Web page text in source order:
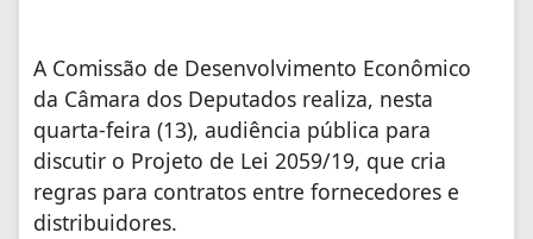
A Comissão de Desenvolvimento Econômico
da Câmara dos Deputados realiza, nesta
quarta-feira (13), audiência pública para
discutir o Projeto de Lei 2059/19, que cria
regras para contratos entre fornecedores e
distribuidores.